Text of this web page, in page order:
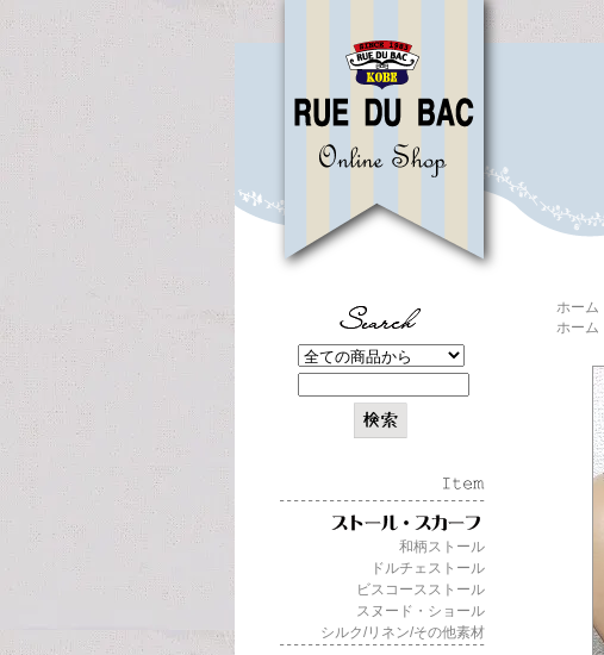
和柄ストール
ドルチェストール
ビスコースストール
スヌード・ショール
シルク/リネン/その他素材
ホーム
ホーム